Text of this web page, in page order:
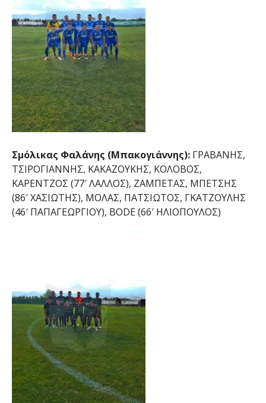
Σμόλικας Φαλάνης (Μπακογιάννης): ΓΡΑΒΑΝΗΣ,
ΤΣΙΡΟΓΙΑΝΝΗΣ, ΚΑΚΑΖΟΥΚΗΣ, ΚΟΛΟΒΟΣ,
ΚΑΡΕΝΤΖΟΣ (77′ ΛΑΛΛΟΣ), ΖΑΜΠΕΤΑΣ, ΜΠΕΤΣΗΣ
(86′ ΧΑΣΙΩΤΗΣ), ΜΟΛΑΣ, ΠΑΤΣΙΩΤΟΣ, ΓΚΑΤΖΟΥΛΗΣ
(46′ ΠΑΠΑΓΕΩΡΓΙΟΥ), BODE (66′ ΗΛΙΟΠΟΥΛΟΣ)